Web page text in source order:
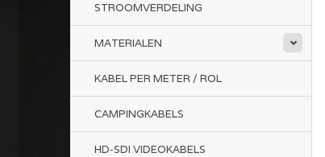
STROOMVERDELING
MATERIALEN
KABEL PER METER / ROL
CAMPINGKABELS
HD-SDI VIDEOKABELS